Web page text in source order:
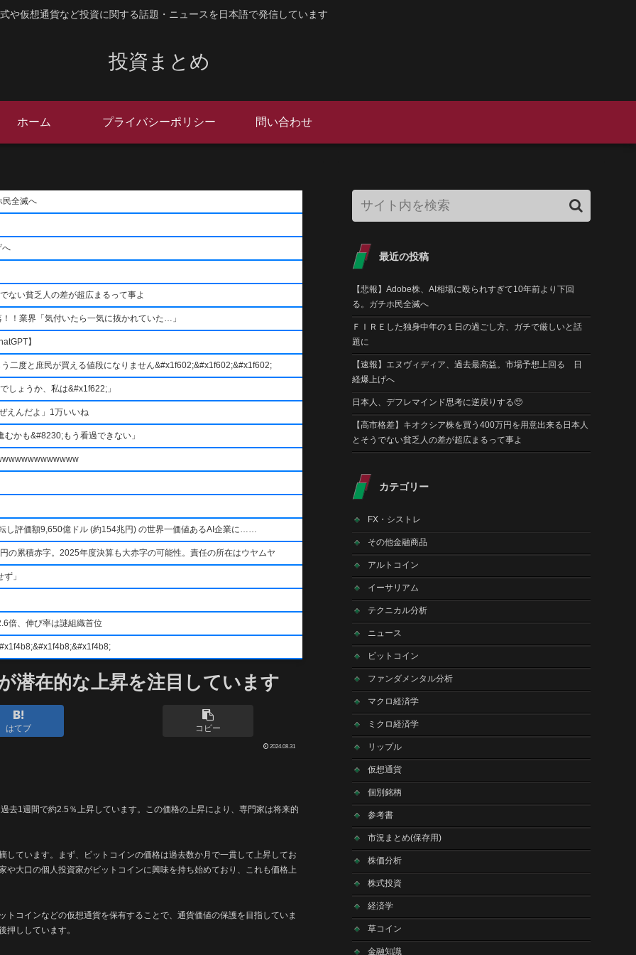
や仮想通貨など投資に関する話題・ニュースを日本語で発信しています
投資まとめ
ホーム プライバシーポリシー 問い合わせ
民全滅へ
へ
ない貧乏人の差が超広まるって事よ
！業界「気付いたら一気に抜かれていた…」
】
二度と庶民が買える値段になりません&#x1f602;&#x1f602;&#x1f602;
しょうか、私は&#x1f622;」
えんだよ」1万いいね
かも&#8230;もう看過できない」
評価額9,650億ドル (約154兆円) の世界一価値あるAI企業に……
の累積赤字。2025年度決算も大赤字の可能性。責任の所在はウヤムヤ
」
倍、伸び率は謎組織首位
潜在的な上昇を注目しています
はてブ コピー
2024.08.31
1週間で約2.5％上昇しています。この価格の上昇により、専門家は将来的
ています。まず、ビットコインの価格は過去数か月で一貫して上昇してお
大口の個人投資家がビットコインに興味を持ち始めており、これも価格上
コインなどの仮想通貨を保有することで、通貨価値の保護を目指していま
押ししています。
最近の投稿
【悲報】Adobe株、AI相場に殴られすぎて10年前より下回
る。ガチホ民全滅へ
ＦＩＲＥした独身中年の１日の過ごし方、ガチで厳しいと話
題に
【速報】エヌヴィディア、過去最高益。市場予想上回る 日
経爆上げへ
日本人、デフレマインド思考に逆戻りする🥺
【高市格差】キオクシア株を買う400万円を用意出来る日本人
とそうでない貧乏人の差が超広まるって事よ
カテゴリー
FX・シストレ
その他金融商品
アルトコイン
イーサリアム
テクニカル分析
ニュース
ビットコイン
ファンダメンタル分析
マクロ経済学
ミクロ経済学
リップル
仮想通貨
個別銘柄
参考書
市況まとめ(保存用)
株価分析
株式投資
経済学
草コイン
金融知識